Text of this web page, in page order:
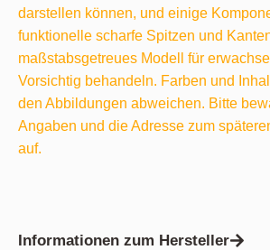
darstellen können, und einige
funktionelle scharfe Spitzen und
maßstabsgetreues Modell für
Vorsichtig behandeln. Farben und
den Abbildungen abweichen. Bitte
Angaben und die Adresse zum
auf.
Informationen zum Hersteller